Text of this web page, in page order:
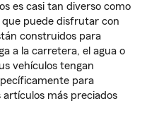
es casi tan diverso como
que puede disfrutar con
construidos para
a la carretera, el agua o
vehículos tengan
para
más preciados